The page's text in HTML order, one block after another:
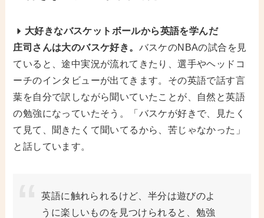
大好きなバスケットボールから英語を学んだ
庄司さんは大のバスケ好き。 バスケのNBAの試合を見
ていると、途中実況が流れてきたり、選手やヘッドコ
ーチのインタビューが出てきます。その英語で話す言
葉を自分で訳しながら聞いていたことが、自然と英語
の勉強になっていたそう。「バスケが好きで、見たく
て見て、聞きたくて聞いてるから、苦じゃなかった」
と話しています。
英語に触れられるけど、半分は遊びのよ
うに楽しいものを見つけられると、勉強